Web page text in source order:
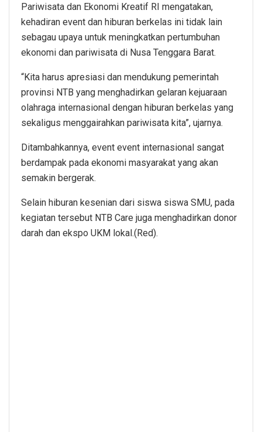
Pariwisata dan Ekonomi Kreatif RI mengatakan,
kehadiran event dan hiburan berkelas ini tidak lain
sebagau upaya untuk meningkatkan pertumbuhan
ekonomi dan pariwisata di Nusa Tenggara Barat.
“Kita harus apresiasi dan mendukung pemerintah
provinsi NTB yang menghadirkan gelaran kejuaraan
olahraga internasional dengan hiburan berkelas yang
sekaligus menggairahkan pariwisata kita”, ujarnya.
Ditambahkannya, event event internasional sangat
berdampak pada ekonomi masyarakat yang akan
semakin bergerak.
Selain hiburan kesenian dari siswa siswa SMU, pada
kegiatan tersebut NTB Care juga menghadirkan donor
darah dan ekspo UKM lokal.(Red).